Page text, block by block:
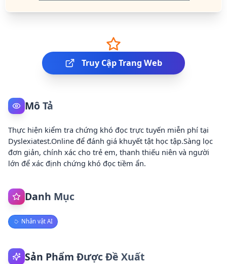
Truy Cập Trang Web
Mô Tả
Thực hiện kiểm tra chứng khó đọc trực tuyến miễn phí tại
Dyslexiatest.Online để đánh giá khuyết tật học tập.Sàng lọc
đơn giản, chính xác cho trẻ em, thanh thiếu niên và người
lớn để xác định chứng khó đọc tiềm ẩn.
Danh Mục
Nhân vật AI
Sản Phẩm Được Đề Xuất